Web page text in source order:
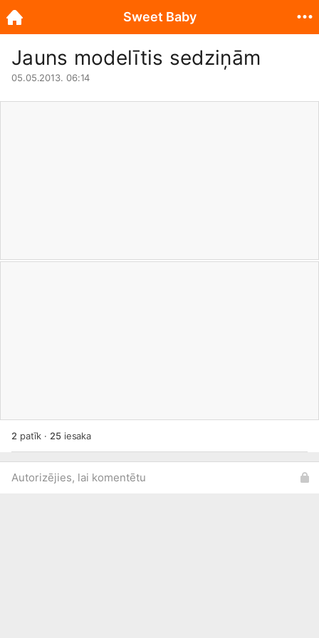
Jauns modelītis sedziņām
05.05.2013. 06:14
2 patīk · 25iesaka
Autorizējies, lai komentētu
Sweet Baby